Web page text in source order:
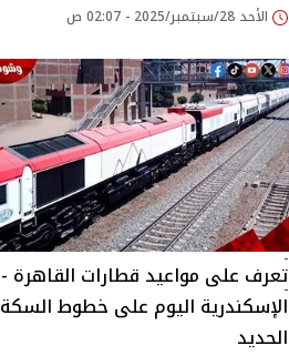
الأحد 28/سبتمبر/2025 - 02:07 ص
تعرف على مواعيد قطارات القاهرة -
الإسكندرية اليوم على خطوط السكة
الحديد